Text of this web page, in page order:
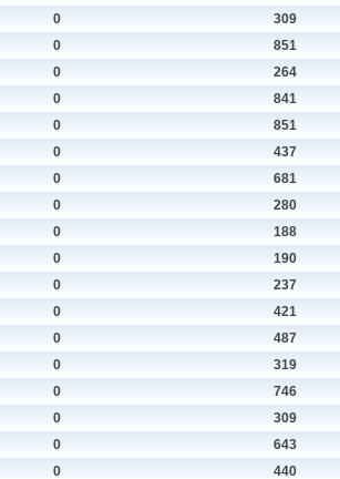
0
309
0
851
0
264
0
841
0
851
0
437
0
681
0
280
0
188
0
190
0
237
0
421
0
487
0
319
0
746
0
309
0
643
0
440